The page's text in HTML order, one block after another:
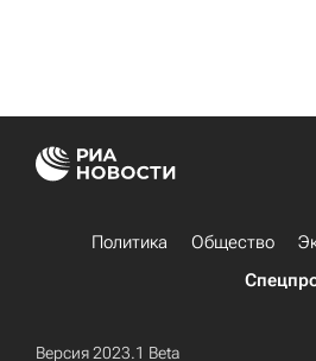
Политика Общество
Версия 2023.1 Beta